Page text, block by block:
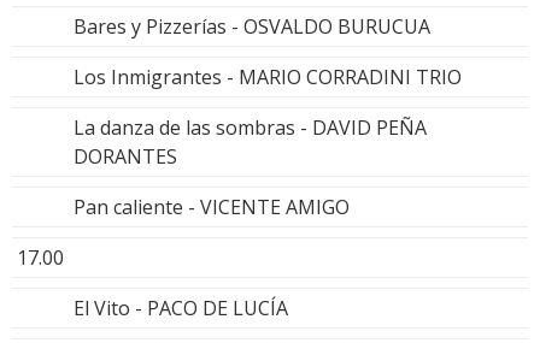
Bares y Pizzerías - OSVALDO BURUCUA
Los Inmigrantes - MARIO CORRADINI TRIO
La danza de las sombras - DAVID PEÑA
DORANTES
Pan caliente - VICENTE AMIGO
17.00
El Vito - PACO DE LUCÍA